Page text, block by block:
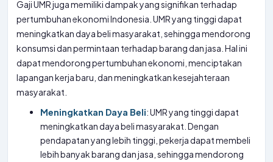
Gaji UMR juga memiliki dampak yang signifikan terhadap
pertumbuhan ekonomi Indonesia. UMR yang tinggi dapat
meningkatkan daya beli masyarakat, sehingga mendorong
konsumsi dan permintaan terhadap barang dan jasa. Hal ini
dapat mendorong pertumbuhan ekonomi, menciptakan
lapangan kerja baru, dan meningkatkan kesejahteraan
masyarakat.
Meningkatkan Daya Beli: UMR yang tinggi dapat
meningkatkan daya beli masyarakat. Dengan
pendapatan yang lebih tinggi, pekerja dapat membeli
lebih banyak barang dan jasa, sehingga mendorong